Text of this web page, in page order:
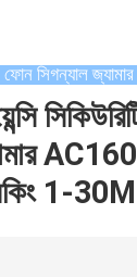
সিগন্যাল জ্যামার
1-30M